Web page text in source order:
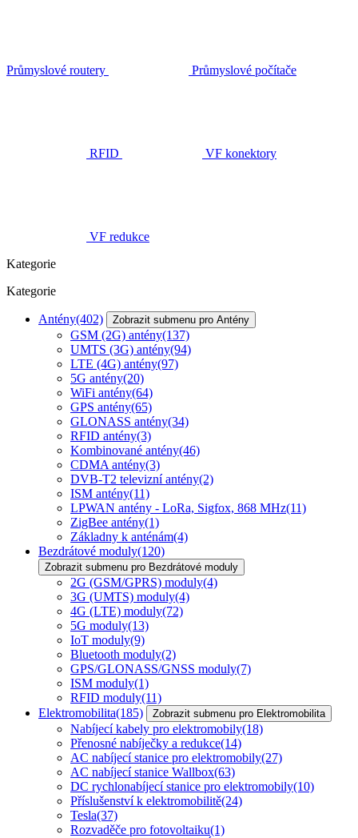
Průmyslové routery Průmyslové počítače
RFID VF konektory
VF redukce
Kategorie
Kategorie
Antény(402) Zobrazit submenu pro Antény
GSM (2G) antény(137)
UMTS (3G) antény(94)
LTE (4G) antény(97)
5G antény(20)
WiFi antény(64)
GPS antény(65)
GLONASS antény(34)
RFID antény(3)
Kombinované antény(46)
CDMA antény(3)
DVB-T2 televizní antény(2)
ISM antény(11)
LPWAN antény - LoRa, Sigfox, 868 MHz(11)
ZigBee antény(1)
Základny k anténám(4)
Bezdrátové moduly(120)
Zobrazit submenu pro Bezdrátové moduly
2G (GSM/GPRS) moduly(4)
3G (UMTS) moduly(4)
4G (LTE) moduly(72)
5G moduly(13)
IoT moduly(9)
Bluetooth moduly(2)
GPS/GLONASS/GNSS moduly(7)
ISM moduly(1)
RFID moduly(11)
Elektromobilita(185) Zobrazit submenu pro Elektromobilita
Nabíjecí kabely pro elektromobily(18)
Přenosné nabíječky a redukce(14)
AC nabíjecí stanice pro elektromobily(27)
AC nabíjecí stanice Wallbox(63)
DC rychlonabíjecí stanice pro elektromobily(10)
Příslušenství k elektromobilitě(24)
Tesla(37)
Rozvaděče pro fotovoltaiku(1)